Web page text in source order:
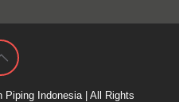
Piping Indonesia| All Rights